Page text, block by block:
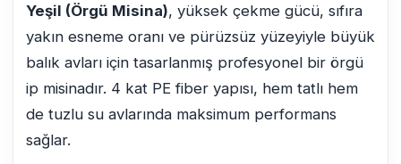
Yeşil (Örgü Misina), yüksek çekme gücü, sıfıra
yakın esneme oranı ve pürüzsüz yüzeyiyle büyük
balık avları için tasarlanmış profesyonel bir örgü
ip misinadır. 4 kat PE fiber yapısı, hem tatlı hem
de tuzlu su avlarında maksimum performans
sağlar.